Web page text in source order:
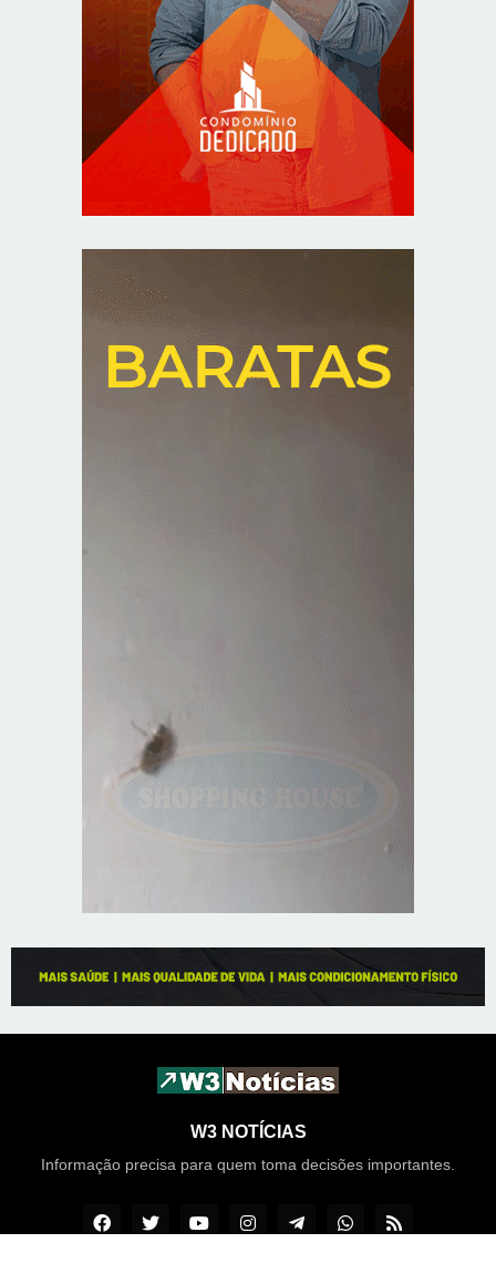
W3 NOTÍCIAS
Informação precisa para quem toma decisões importantes.